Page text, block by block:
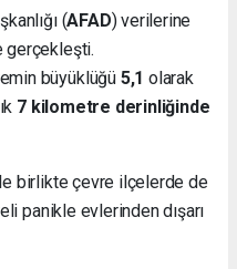
(AFAD) verilerine
gerçekleşti.
büyüklüğü 5,1 olarak
7 kilometre derinliğinde
birlikte çevre ilçelerde de
panikle evlerinden dışarı